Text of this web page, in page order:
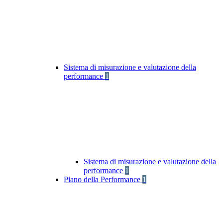
Sistema di misurazione e valutazione della
performance 1
Sistema di misurazione e valutazione della
performance 1
Piano della Performance 1